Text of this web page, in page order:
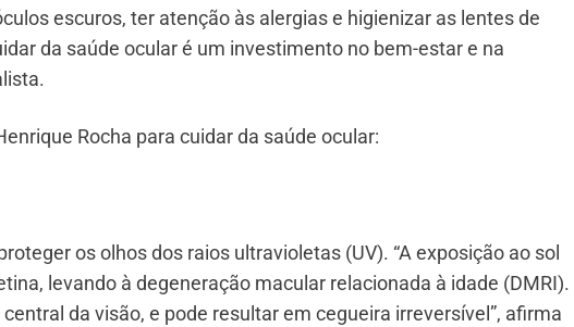
escuros, ter atenção às alergias e higienizar as lentes de
da saúde ocular é um investimento no bem-estar e na
Rocha para cuidar da saúde ocular:
os olhos dos raios ultravioletas (UV). “A exposição ao sol
levando à degeneração macular relacionada à idade (DMRI).
da visão, e pode resultar em cegueira irreversível”, afirma